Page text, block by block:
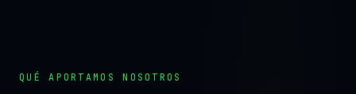
QUÉ APORTAMOS NOSOTROS